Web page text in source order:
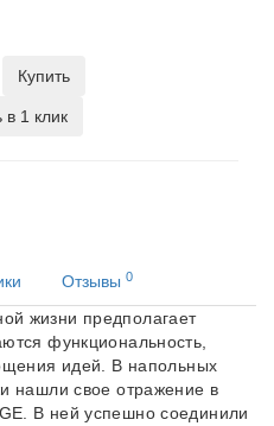
Купить
в 1 клик
Отзывы 0
жизни предполагает
функциональность,
идей. В напольных
нашли свое отражение в
В нейуспешно соединили